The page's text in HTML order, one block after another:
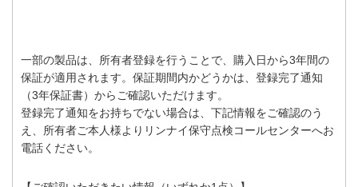
一部の製品は、所有者登録を行うことで、購入日から3年間の
保証が適用されます。保証期間内かどうかは、登録完了通知
（3年保証書）からご確認いただけます。
登録完了通知をお持ちでない場合は、下記情報をご確認のう
え、所有者ご本人様よりリンナイ保守点検コールセンターへお
電話ください。